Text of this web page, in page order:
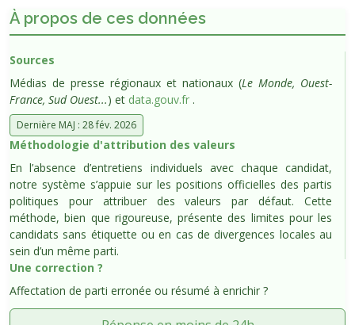
À propos de ces données
Sources
Médias de presse régionaux et nationaux (Le Monde, Ouest-
France, Sud Ouest...) et data.gouv.fr .
Dernière MAJ : 28 fév. 2026
Méthodologie d'attribution des valeurs
En l’absence d’entretiens individuels avec chaque candidat,
notre système s’appuie sur les positions officielles des partis
politiques pour attribuer des valeurs par défaut. Cette
méthode, bien que rigoureuse, présente des limites pour les
candidats sans étiquette ou en cas de divergences locales au
sein d’un même parti.
Une correction ?
Affectation de parti erronée ou résumé à enrichir ?